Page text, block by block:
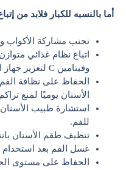
أما بالنسبه للكبار فلابد من
تجنب مشاركة الأكواب
وفيتامين C لتعزيز جهاز المناعة.
الحفاظ على نظافة
الأسنان يوميًا لمنع
استشارة طبيب
للفم.
تنظيف طقم الأسنان
غسل الفم بعد استخدام
الحفاظ على مستوى